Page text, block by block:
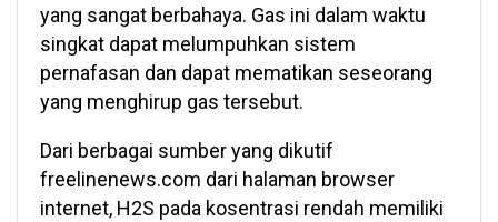
yang sangat berbahaya. Gas ini dalam waktu
singkat dapat melumpuhkan sistem
pernafasan dan dapat mematikan seseorang
yang menghirup gas tersebut.
Dari berbagai sumber yang dikutif
freelinenews.com dari halaman browser
internet, H2S pada kosentrasi rendah memiliki